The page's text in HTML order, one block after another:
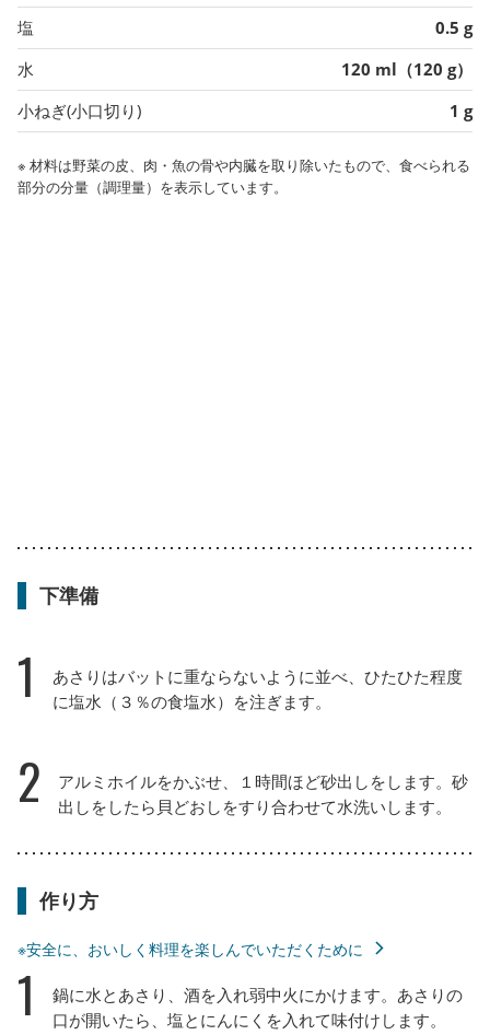
塩
0.5 g
水
120 ml（120 g）
小ねぎ(小口切り)
1 g
※ 材料は野菜の皮、肉・魚の骨や内臓を取り除いたもので、食べられる
部分の分量（調理量）を表示しています。
下準備
1
あさりはバットに重ならないように並べ、ひたひた程度
に塩水（３％の食塩水）を注ぎます。
2
アルミホイルをかぶせ、１時間ほど砂出しをします。砂
出しをしたら貝どおしをすり合わせて水洗いします。
作り方
※安全に、おいしく料理を楽しんでいただくために
1
鍋に水とあさり、酒を入れ弱中火にかけます。あさりの
口が開いたら、塩とにんにくを入れて味付けします。